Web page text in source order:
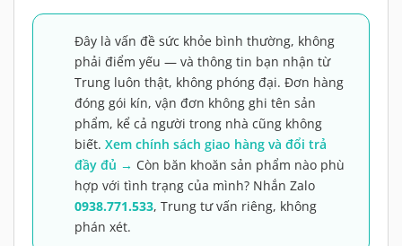
Đây là vấn đề sức khỏe bình thường, không
phải điểm yếu — và thông tin bạn nhận từ
Trung luôn thật, không phóng đại. Đơn hàng
đóng gói kín, vận đơn không ghi tên sản
phẩm, kể cả người trong nhà cũng không
biết. Xem chính sách giao hàng và đổi trả
đầy đủ → Còn băn khoăn sản phẩm nào phù
hợp với tình trạng của mình? Nhắn Zalo
0938.771.533, Trung tư vấn riêng, không
phán xét.